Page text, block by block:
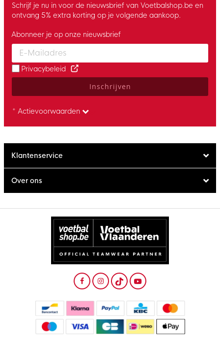
Schrijf je nu in voor de nieuwsbrief van Voetbalshop.be en
ontvang 5% extra korting op je volgende aankoop.
Enter your email and accept the privacy policy to subscribe to
Abonneer je op onze nieuwsbrief
Privacybeleid
Inschrijven
* Actievoorwaarden
Klantenservice
Over ons